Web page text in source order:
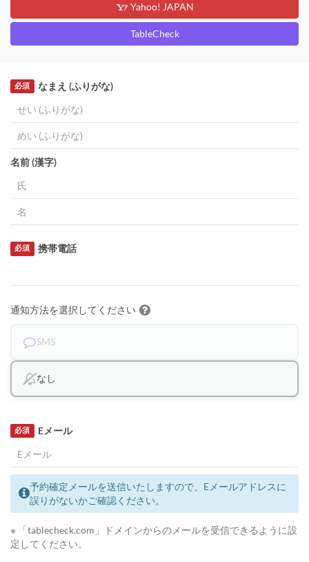
Yahoo! JAPAN
TableCheck
なまえ (ふりがな)
必須
名前 (漢字)
携帯電話
必須
通知方法を選択してください
SMS
なし
Eメール
必須
予約確定メールを送信いたしますので、Eメールアドレスに
誤りがないかご確認ください。
※ 「tablecheck.com」ドメインからのメールを受信できるように設
定してください。